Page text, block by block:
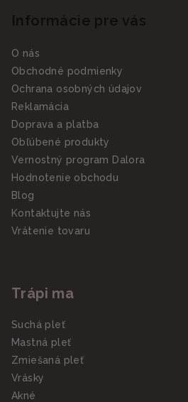
Informácie pre vás
O nás
Obchodné podmienky
Ochrana osobných údajov
Reklamácia
Doprava a platba
Obľúbené produkty
Vernostný program Dalora
Hodnotenie obchodu
Blog
Kontaktujte nás
Vrátenie tovaru
Trápi ma
Suchá pleť
Mastná pleť
Zmiešaná pleť
Vrásky
Akné